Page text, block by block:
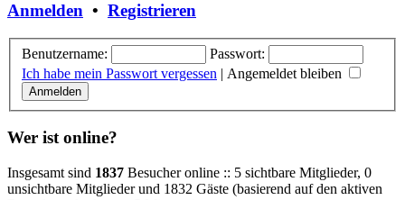
Anmelden • Registrieren
Benutzername:
Passwort:
Ich habe mein Passwort vergessen | Angemeldet bleiben
Wer ist online?
Insgesamt sind 1837 Besucher online :: 5 sichtbare Mitglieder, 0
unsichtbare Mitglieder und 1832 Gäste (basierend auf den aktiven